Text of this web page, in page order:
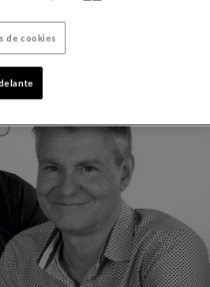
de cookies